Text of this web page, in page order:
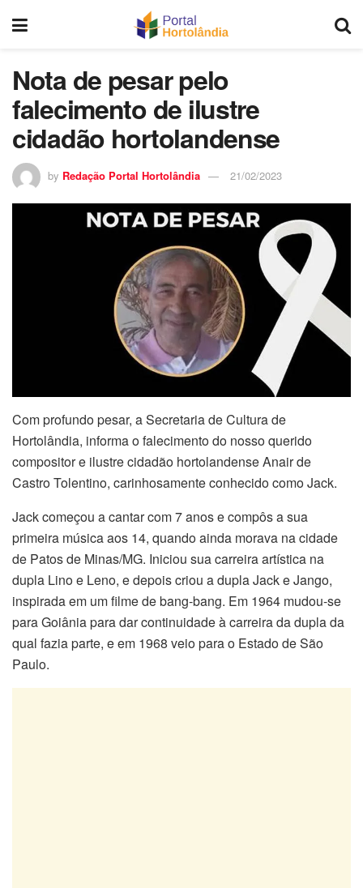
Nota de pesar pelo
falecimento de ilustre
cidadão hortolandense
by Redação Portal Hortolândia 21/02/2023
Com profundo pesar, a Secretaria de Cultura de
Hortolândia, informa o falecimento do nosso querido
compositor e ilustre cidadão hortolandense Anair de
Castro Tolentino, carinhosamente conhecido como Jack.
Jack começou a cantar com 7 anos e compôs a sua
primeira música aos 14, quando ainda morava na cidade
de Patos de Minas/MG. Iniciou sua carreira artística na
dupla Lino e Leno, e depois criou a dupla Jack e Jango,
inspirada em um filme de bang-bang. Em 1964 mudou-se
para Goiânia para dar continuidade à carreira da dupla da
qual fazia parte, e em 1968 veio para o Estado de São
Paulo.